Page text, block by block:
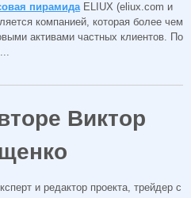
пирамида ELIUX (eliux.com и
компанией, которая более чем
активами частных клиентов. По
Виктор
и редактор проекта, трейдер с